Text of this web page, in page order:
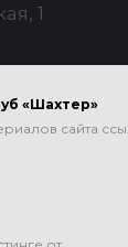
1
«Шахтер»
сайта